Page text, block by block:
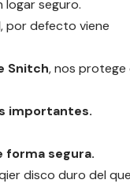
logar seguro.
, por defecto viene
Snitch, nos protege
importantes.
forma segura.
disco duro del